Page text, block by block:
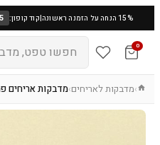
15% הנחה על הזמנה ראשונה |קוד קופון:
0
›מדבקות לאריחים›מדבקות אריחים